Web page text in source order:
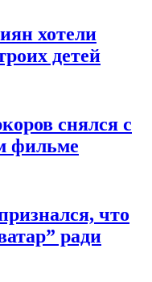
хотели
детей
снялся с
фильме
что
ради